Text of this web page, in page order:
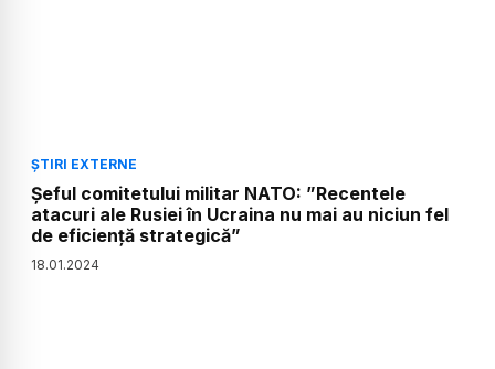
ȘTIRI EXTERNE
Șeful comitetului militar NATO: ”Recentele
atacuri ale Rusiei în Ucraina nu mai au niciun fel
de eficiență strategică”
18.01.2024